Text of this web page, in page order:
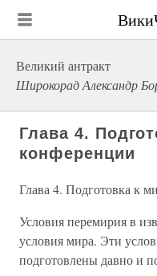
Великий антракт
Широкорад Александр
Глава 4.
конференции
Глава 4. Подготовка к
Условия перемирия в
условия мира. Эти
подготовлены давно и